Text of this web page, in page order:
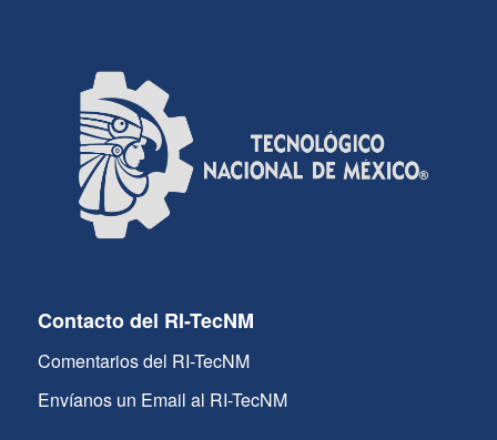
Contacto del RI-TecNM
Comentarios del RI-TecNM
Envíanos un Email al RI-TecNM